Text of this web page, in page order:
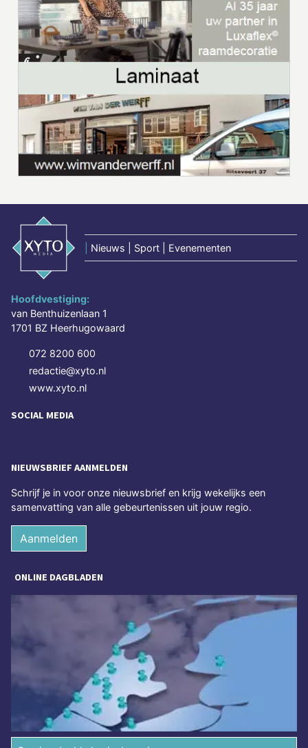
Nieuws | Sport | Evenementen
Hoofdvestiging:
van Benthuizenlaan 1
1701 BZ Heerhugowaard
072 8200 600
redactie@xyto.nl
www.xyto.nl
SOCIAL MEDIA
NIEUWSBRIEF AANMELDEN
Schrijf je in voor onze nieuwsbrief en krijg wekelijks een
samenvatting van alle gebeurtenissen uit jouw regio.
Aanmelden
ONLINE DAGBLADEN